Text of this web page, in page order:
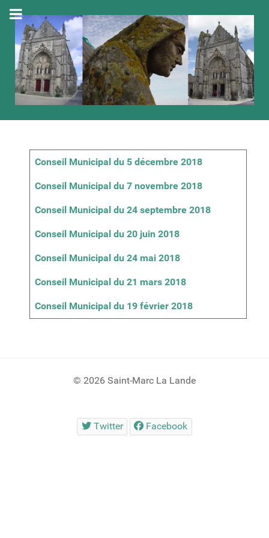
Articles
Titre
Conseil Municipal du 5 décembre 2018
Conseil Municipal du 7 novembre 2018
Conseil Municipal du 24 septembre 2018
Conseil Municipal du 20 juin 2018
Conseil Municipal du 24 mai 2018
Conseil Municipal du 21 mars 2018
Conseil Municipal du 19 février 2018
© 2026 Saint-Marc La Lande
Twitter Facebook